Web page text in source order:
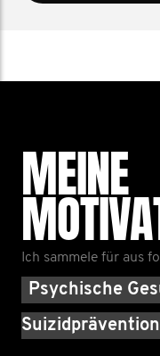
MEINE
Ich sammele für aus
Psychische
Suizidprävention